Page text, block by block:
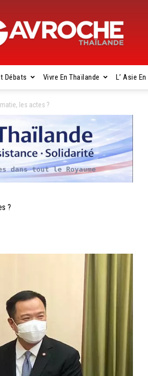
Gavroche
Thaïlande
Débats Vivre En Thaïlande L’ Asie
les actes ?
?